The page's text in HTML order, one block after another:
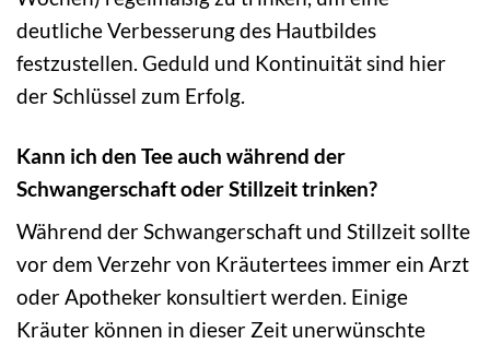
deutliche Verbesserung des Hautbildes
festzustellen. Geduld und Kontinuität sind hier
der Schlüssel zum Erfolg.
Kann ich den Tee auch während der
Schwangerschaft oder Stillzeit trinken?
Während der Schwangerschaft und Stillzeit sollte
vor dem Verzehr von Kräutertees immer ein Arzt
oder Apotheker konsultiert werden. Einige
Kräuter können in dieser Zeit unerwünschte